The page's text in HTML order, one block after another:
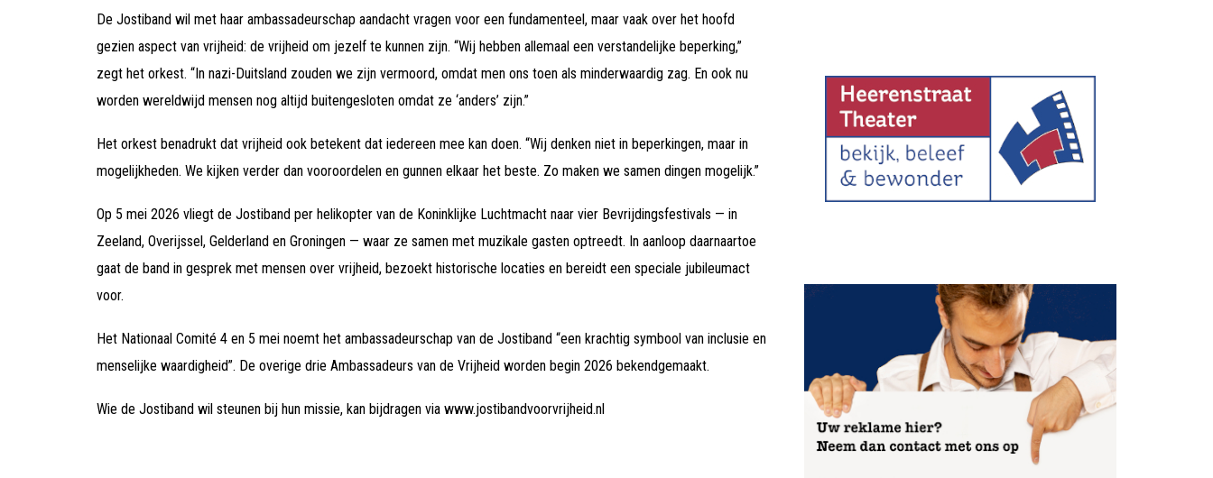
De Jostiband wil met haar ambassadeurschap aandacht vragen voor een fundamenteel, maar vaak over het hoofd
gezien aspect van vrijheid: de vrijheid om jezelf te kunnen zijn. “Wij hebben allemaal een verstandelijke beperking,”
zegt het orkest. “In nazi-Duitsland zouden we zijn vermoord, omdat men ons toen als minderwaardig zag. En ook nu
worden wereldwijd mensen nog altijd buitengesloten omdat ze ‘anders’ zijn.”
Het orkest benadrukt dat vrijheid ook betekent dat iedereen mee kan doen. “Wij denken niet in beperkingen, maar in
mogelijkheden. We kijken verder dan vooroordelen en gunnen elkaar het beste. Zo maken we samen dingen mogelijk.”
Op 5 mei 2026 vliegt de Jostiband per helikopter van de Koninklijke Luchtmacht naar vier Bevrijdingsfestivals — in
Zeeland, Overijssel, Gelderland en Groningen — waar ze samen met muzikale gasten optreedt. In aanloop daarnaartoe
gaat de band in gesprek met mensen over vrijheid, bezoekt historische locaties en bereidt een speciale jubileumact
voor.
Het Nationaal Comité 4 en 5 mei noemt het ambassadeurschap van de Jostiband “een krachtig symbool van inclusie en
menselijke waardigheid”. De overige drie Ambassadeurs van de Vrijheid worden begin 2026 bekendgemaakt.
Wie de Jostiband wil steunen bij hun missie, kan bijdragen via www.jostibandvoorvrijheid.nl